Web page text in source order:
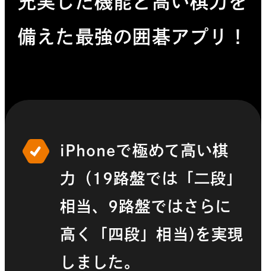
備えた最強の囲碁アプリ！
iPhoneで極めて高い棋
力（19路盤では「二段」
相当、9路盤ではさらに
高く「四段」相当)を実現
しました。